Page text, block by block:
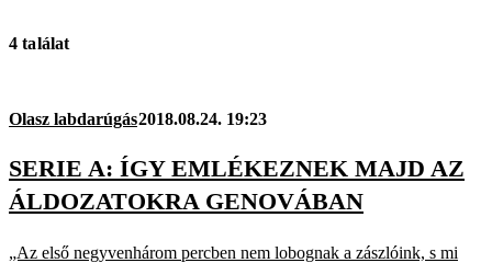
4 találat
Olasz labdarúgás2018.08.24. 19:23
SERIE A: ÍGY EMLÉKEZNEK MAJD AZ
ÁLDOZATOKRA GENOVÁBAN
„Az első negyvenhárom percben nem lobognak a zászlóink, s mi